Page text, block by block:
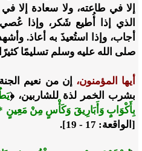
إلا في طاعته، ولا سعادة إلا
الذي إذا أُطيع شَكر، وإذا
أجاب، وإذا استُعيذَ به أعاذ.
صلى الله عليه وسلم تسليمًا
أيها المؤمنون، إن من نعيم
بشرب الخمر لذة للشاربين، ﴿
بِأَكْوَابٍ وَأَبَارِيقَ وَكَأْسٍ مِنْ مَعِينٍ
[الواقعة: 17 - 19].